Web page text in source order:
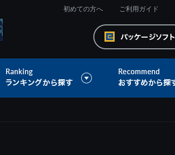
初めての方へ ご利用ガイド